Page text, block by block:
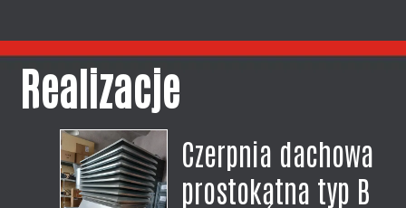
Realizacje
Czerpnia dachowa
prostokątna typ B